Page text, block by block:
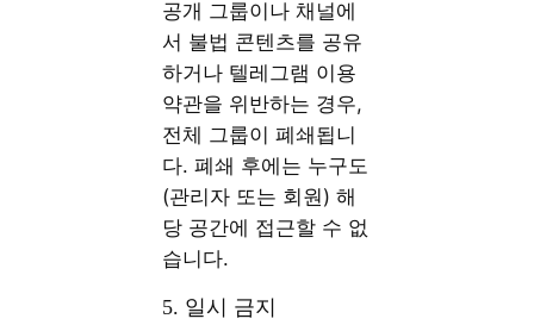
공개 그룹이나 채널에
서 불법 콘텐츠를 공유
하거나 텔레그램 이용
약관을 위반하는 경우,
전체 그룹이 폐쇄됩니
다. 폐쇄 후에는 누구도
(관리자 또는 회원) 해
당 공간에 접근할 수 없
습니다.
5. 일시 금지